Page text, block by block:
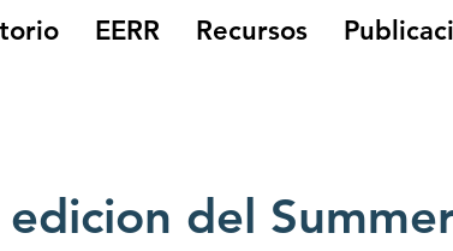
EERR Recursos
del